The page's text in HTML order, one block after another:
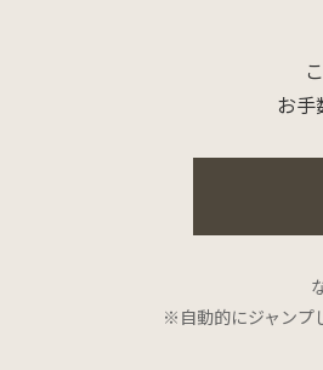
お手
※自動的にジャンプ